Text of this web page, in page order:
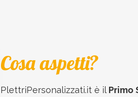
Cosa aspetti?
PlettriPersonalizzati.it è il Primo